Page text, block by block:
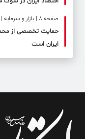
صفحه ۸ | بازار و سرمایه | 1401/09/26
حمایت تخصصی از
ایران است